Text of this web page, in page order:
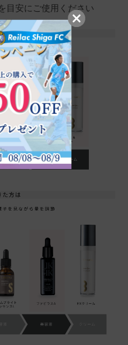
目安にご使用ください